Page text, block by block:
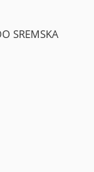
SREMSKA